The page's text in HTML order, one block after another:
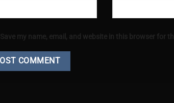
Save my name, email, and website in this browser for